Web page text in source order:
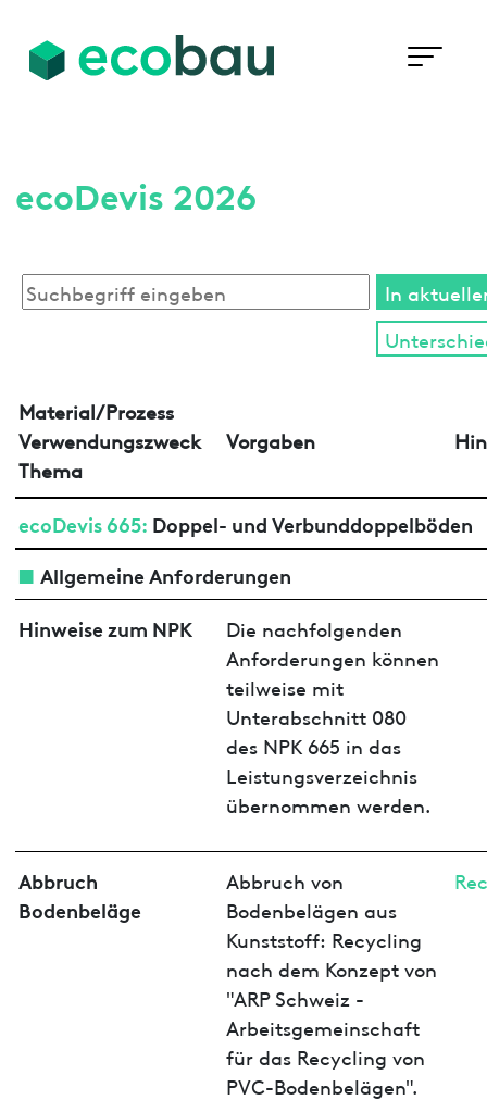
ecoDevis 2026
Material/Prozess
Verwendungszweck
Thema
Vorgaben
ecoDevis 665: Doppel- und Verbunddoppelböden
Allgemeine Anforderungen
Hinweise zum NPK
Die nachfolgenden
Anforderungen können
teilweise mit
Unterabschnitt 080
des NPK 665 in das
Leistungsverzeichnis
übernommen werden.
Abbruch
Bodenbeläge
Abbruch von
Bodenbelägen aus
Kunststoff: Recycling
nach dem Konzept von
"ARP Schweiz -
Arbeitsgemeinschaft
für das Recycling von
PVC-Bodenbelägen".